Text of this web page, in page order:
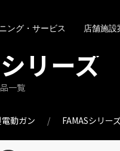
ング・サービス 店舗施設
リーズ
一覧
動ガン FAMASシリー